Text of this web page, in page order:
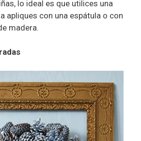
lo ideal es que utilices una
apliques con una espátula o con
madera.